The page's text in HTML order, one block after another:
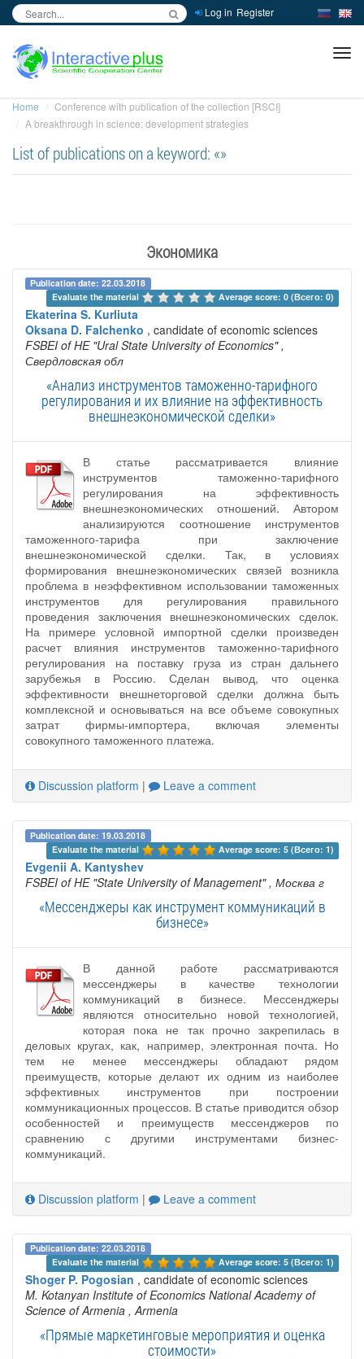
Log in Register
Home
Conference with publication of the collection [RSCI]
A breakthrough in science: development strategies
List of publications on a keyword: «»
Экономика
Publication date: 22.03.2018
Evaluate the material
Average score: 0 (Всего: 0)
Ekaterina S. Kurliuta
Oksana D. Falchenko , candidate of economic sciences
FSBEI of HE "Ural State University of Economics" ,
Свердловская обл
«Анализ инструментов таможенно-тарифного
регулирования и их влияние на эффективность
внешнеэкономической сделки»
В статье рассматривается влияние
инструментов таможенно-тарифного
регулирования на эффективность
внешнеэкономических отношений. Автором
анализируются соотношение инструментов
таможенного-тарифа при заключение
внешнеэкономической сделки. Так, в условиях
формирования внешнеэкономических связей возникла
проблема в неэффективном использовании таможенных
инструментов для регулирования правильного
проведения заключения внешнеэкономических сделок.
На примере условной импортной сделки произведен
расчет влияния инструментов таможенно-тарифного
регулирования на поставку груза из стран дальнего
зарубежья в Россию. Сделан вывод, что оценка
эффективности внешнеторговой сделки должна быть
комплексной и основываться на все объеме совокупных
затрат фирмы-импортера, включая элементы
совокупного таможенного платежа.
Discussion platform | Leave a comment
Publication date: 19.03.2018
Evaluate the material
Average score: 5 (Всего: 1)
Evgenii A. Kantyshev
FSBEI of HE "State University of Management" , Москва г
«Мессенджеры как инструмент коммуникаций в
бизнесе»
В данной работе рассматриваются
мессенджеры в качестве технологии
коммуникаций в бизнесе. Мессенджеры
являются относительно новой технологией,
которая пока не так прочно закрепилась в
деловых кругах, как, например, электронная почта. Но
тем не менее мессенджеры обладают рядом
преимуществ, которые делают их одним из наиболее
эффективных инструментов при построении
коммуникационных процессов. В статье приводится обзор
особенностей и преимуществ мессенджеров по
сравнению с другими инструментами бизнес-
коммуникаций.
Discussion platform | Leave a comment
Publication date: 22.03.2018
Evaluate the material
Average score: 5 (Всего: 1)
Shoger P. Pogosian , candidate of economic sciences
M. Kotanyan Institute of Economics National Academy of
Science of Armenia , Armenia
«Прямые маркетинговые мероприятия и оценка
стоимости»